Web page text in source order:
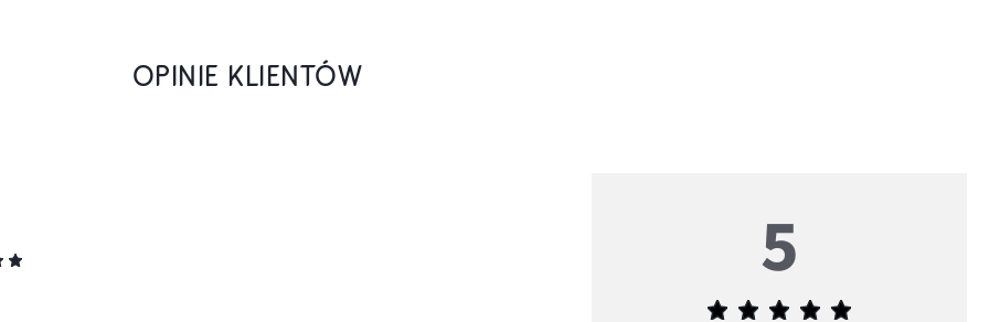
OPINIE KLIENTÓW
5
Średnia